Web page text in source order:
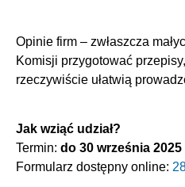
Opinie firm – zwłaszcza
Komisji przygotować
rzeczywiście ułatwią
Jak wziąć udział?
Termin: do 30 września 2025
Formularz dostępny online: